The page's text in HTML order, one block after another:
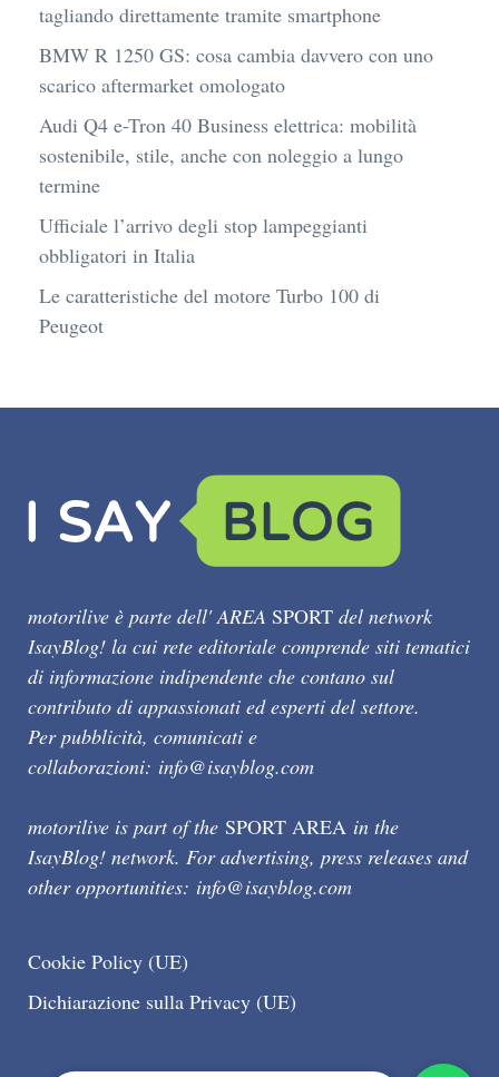
tagliando direttamente tramite smartphone
BMW R 1250 GS: cosa cambia davvero con uno
scarico aftermarket omologato
Audi Q4 e-Tron 40 Business elettrica: mobilità
sostenibile, stile, anche con noleggio a lungo
termine
Ufficiale l’arrivo degli stop lampeggianti
obbligatori in Italia
Le caratteristiche del motore Turbo 100 di
Peugeot
motorilive è parte dell' AREA SPORT del network
IsayBlog! la cui rete editoriale comprende siti tematici
di informazione indipendente che contano sul
contributo di appassionati ed esperti del settore.
Per pubblicità, comunicati e
collaborazioni: info@isayblog.com
motorilive is part of the SPORT AREA in the
IsayBlog! network. For advertising, press releases and
other opportunities: info@isayblog.com
Cookie Policy (UE)
Dichiarazione sulla Privacy (UE)